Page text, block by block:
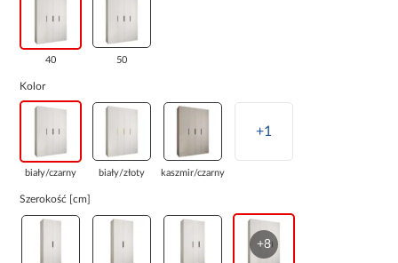
40 50
Kolor
biały/czarny biały/złoty kaszmir/czarny
+1
Szerokość [cm]
+8